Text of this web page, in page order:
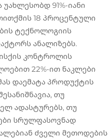
91%-იანი
18 პროცენტული
ტექნოლოგიის
ანალიზებს.
კონტროლის
22%-ით ნაკლები
დაემატა პროდუქტის
თუ
ადასტურებს, თუ
სრულფასოვნად
ძველი მეთოდების